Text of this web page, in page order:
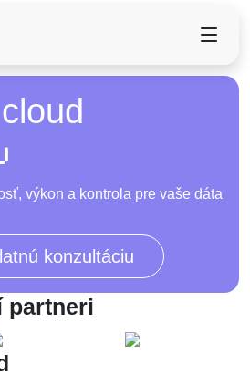
výkon a kontrola pre vaše dáta
konzultáciu
partneri